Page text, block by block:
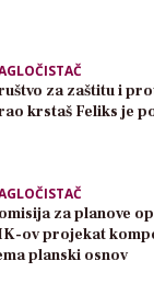
za zaštitu i
krstaš Feliks je
za planove
ov projekat
planski osnov